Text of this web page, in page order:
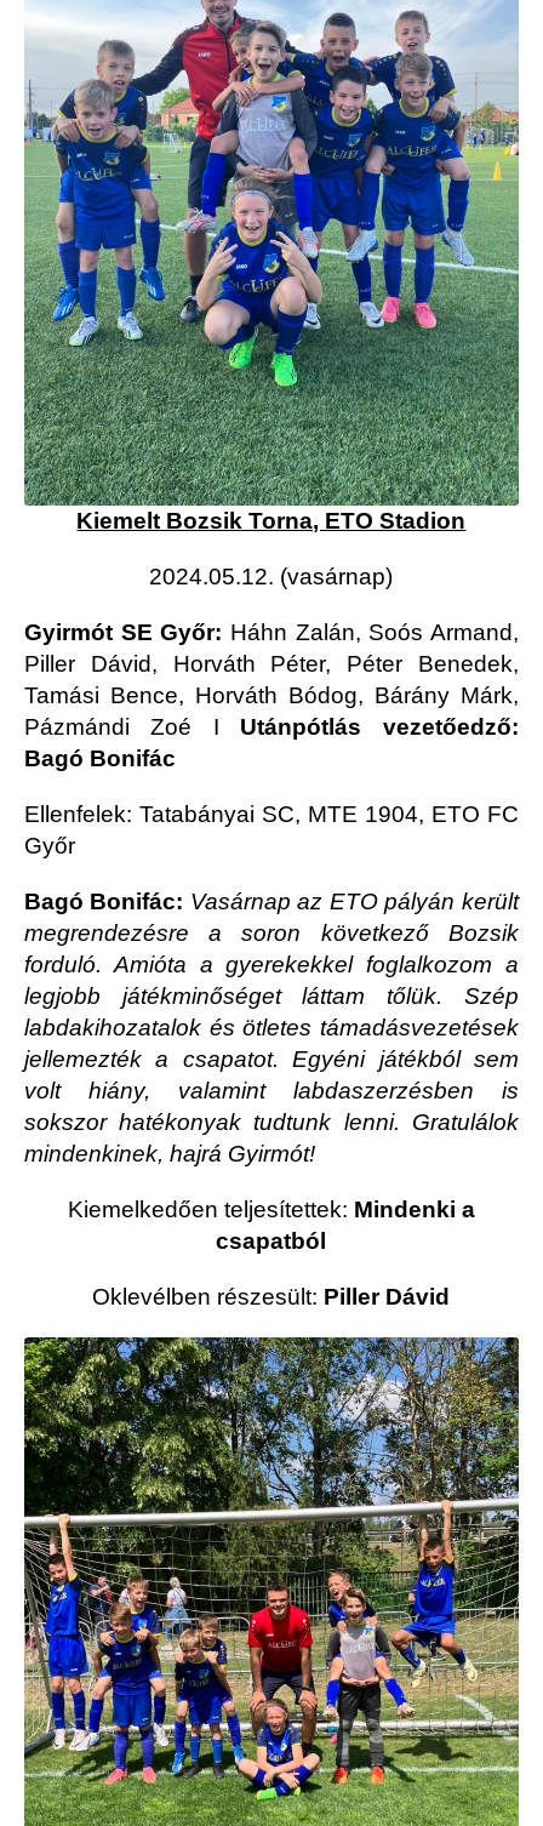
Kiemelt Bozsik Torna, ETO Stadion
2024.05.12. (vasárnap)
Gyirmót SE Győr: Háhn Zalán, Soós Armand,
Piller Dávid, Horváth Péter, Péter Benedek,
Tamási Bence, Horváth Bódog, Bárány Márk,
Pázmándi Zoé I Utánpótlás vezetőedző:
Bagó Bonifác
Ellenfelek: Tatabányai SC, MTE 1904, ETO FC
Győr
Bagó Bonifác: Vasárnap az ETO pályán került
megrendezésre a soron következő Bozsik
forduló. Amióta a gyerekekkel foglalkozom a
legjobb játékminőséget láttam tőlük. Szép
labdakihozatalok és ötletes támadásvezetések
jellemezték a csapatot. Egyéni játékból sem
volt hiány, valamint labdaszerzésben is
sokszor hatékonyak tudtunk lenni. Gratulálok
mindenkinek, hajrá Gyirmót!
Kiemelkedően teljesítettek: Mindenki a
csapatból
Oklevélben részesült: Piller Dávid